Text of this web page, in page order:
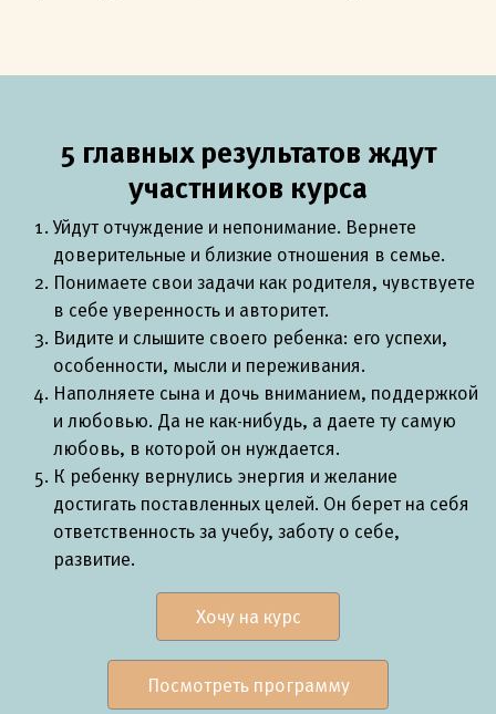
5 главных результатов ждут
участников курса
Уйдут отчуждение и непонимание. Вернете
доверительные и близкие отношения в семье.
Понимаете свои задачи как родителя, чувствуете
в себе уверенность и авторитет.
Видите и слышите своего ребенка: его успехи,
особенности, мысли и переживания.
Наполняете сына и дочь вниманием, поддержкой
и любовью. Да не как-нибудь, а даете ту самую
любовь, в которой он нуждается.
К ребенку вернулись энергия и желание
достигать поставленных целей. Он берет на себя
ответственность за учебу, заботу о себе,
развитие.
Хочу на курс
Посмотреть программу